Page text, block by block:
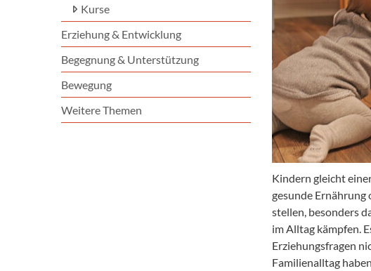
Kurse
Erziehung & Entwicklung
Begegnung & Unterstützung
Bewegung
Weitere Themen
Kindern gleicht
gesunde
stellen, besonders
im Alltag kämpfen.
Erziehungsfragen
Familienalltag